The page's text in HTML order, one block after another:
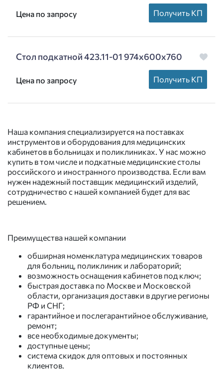
Цена по запросу Получить КП
Стол подкатной 423.11-01 974х600х760
Цена по запросу Получить КП
Наша компания специализируется на поставках
инструментов и оборудования для медицинских
кабинетов в больницах и поликлиниках. У нас можно
купить в том числе и подкатные медицинские столы
российского и иностранного производства. Если вам
нужен надежный поставщик медицинский изделий,
сотрудничество с нашей компанией будет для вас
решением.
Преимущества нашей компании
обширная номенклатура медицинских товаров
для больниц, поликлиник и лабораторий;
возможность оснащения кабинетов под ключ;
быстрая доставка по Москве и Московской
области, организация доставки в другие регионы
РФ и СНГ;
гарантийное и послегарантийное обслуживание,
ремонт;
все необходимые документы;
доступные цены;
система скидок для оптовых и постоянных
клиентов.